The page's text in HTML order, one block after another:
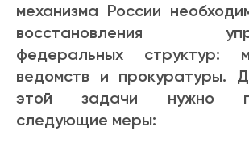
механизма России
восстановления
федеральных структур:
ведомств и прокуратуры.
этой задачи нужно
следующие меры: